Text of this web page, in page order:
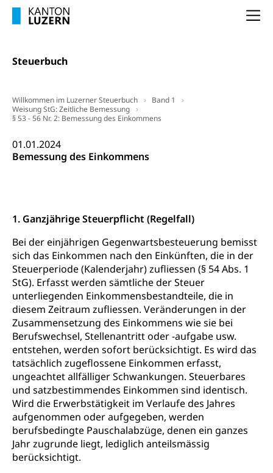
Steuerbuch
Willkommen im Luzerner Steuerbuch
Band 1
Weisung StG: Zeitliche Bemessung
§ 53 - 56 Nr. 2: Bemessung des Einkommens
01.01.2024
Bemessung des Einkommens
1. Ganzjährige Steuerpflicht (Regelfall)
Bei der einjährigen Gegenwartsbesteuerung bemisst
sich das Einkommen nach den Einkünften, die in der
Steuerperiode (Kalenderjahr) zufliessen (§ 54 Abs. 1
StG). Erfasst werden sämtliche der Steuer
unterliegenden Einkommensbestandteile, die in
diesem Zeitraum zufliessen. Veränderungen in der
Zusammensetzung des Einkommens wie sie bei
Berufswechsel, Stellenantritt oder -aufgabe usw.
entstehen, werden sofort berücksichtigt. Es wird das
tatsächlich zugeflossene Einkommen erfasst,
ungeachtet allfälliger Schwankungen. Steuerbares
und satzbestimmendes Einkommen sind identisch.
Wird die Erwerbstätigkeit im Verlaufe des Jahres
aufgenommen oder aufgegeben, werden
berufsbedingte Pauschalabzüge, denen ein ganzes
Jahr zugrunde liegt, lediglich anteilsmässig
berücksichtigt.